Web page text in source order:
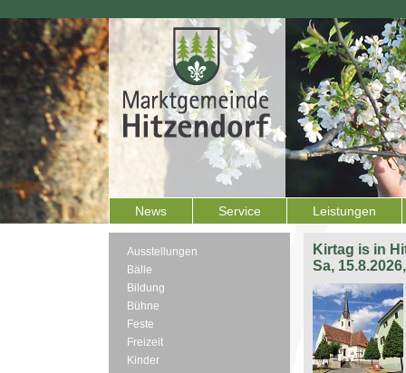
News Service Leistungen
Ausstellungen
Bälle
Bildung
Bühne
Feste
Freizeit
Kinder
Kirtag is in
Sa,